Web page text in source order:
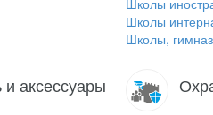
Школы
Школы
Школы,
аксессуары